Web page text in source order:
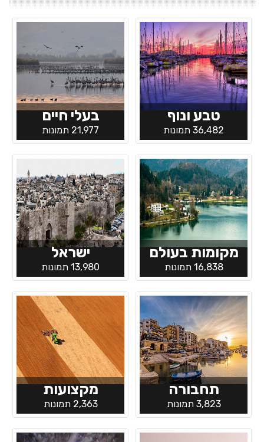
טבע ונוף
36,482 תמונות
בעלי חיים
21,977 תמונות
מקומות בעולם
16,838 תמונות
ישראל
13,980 תמונות
תחבורה
3,823 תמונות
מקצועות
2,363 תמונות